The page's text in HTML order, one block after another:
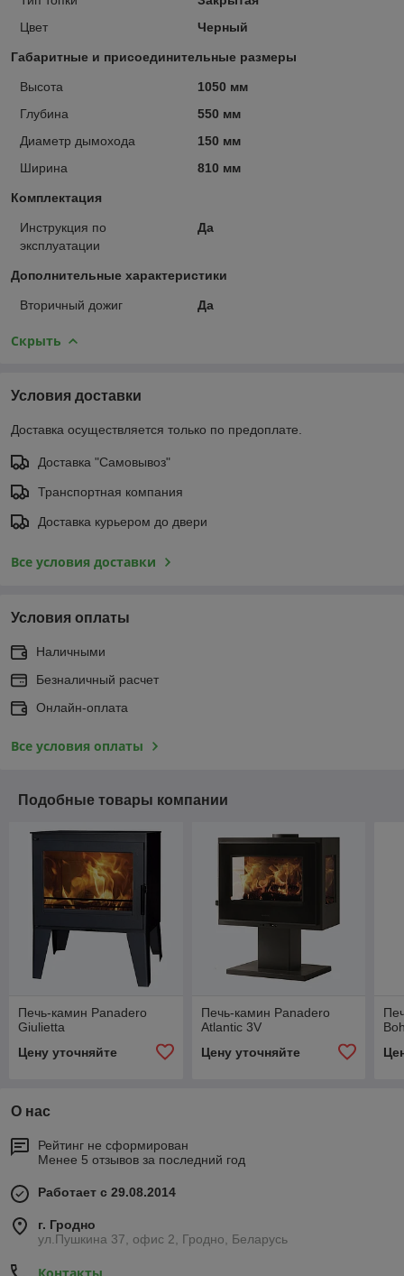
Цвет
Черный
Габаритные и присоединительные размеры
Высота
1050 мм
Глубина
550 мм
Диаметр дымохода
150 мм
Ширина
810 мм
Комплектация
Инструкция по
эксплуатации
Да
Дополнительные характеристики
Вторичный дожиг Да
Скрыть
Условия доставки
Доставка осуществляется только по предоплате.
Доставка "Самовывоз"
Транспортная компания
Доставка курьером до двери
Все условия доставки
Условия оплаты
Наличными
Безналичный расчет
Онлайн-оплата
Все условия оплаты
Подобные товары компании
Печь-камин Panadero
Giulietta
Цену уточняйте
Печь-камин Panadero
Atlantic 3V
Цену уточняйте
О нас
Рейтинг не сформирован
Менее 5 отзывов за последний год
Работает с 29.08.2014
г. Гродно
ул.Пушкина 37, офис 2, Гродно, Беларусь